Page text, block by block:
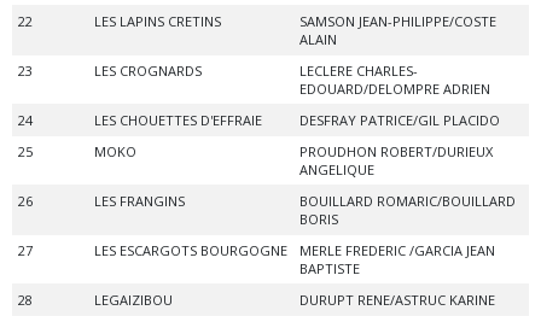
22
LES LAPINS CRETINS
SAMSON JEAN-PHILIPPE/COSTE
ALAIN
23
LES CROGNARDS
LECLERE CHARLES-
EDOUARD/DELOMPRE ADRIEN
24
LES CHOUETTES D'EFFRAIE
DESFRAY PATRICE/GIL PLACIDO
25
MOKO
PROUDHON ROBERT/DURIEUX
ANGELIQUE
26
LES FRANGINS
BOUILLARD ROMARIC/BOUILLARD
BORIS
27
LES ESCARGOTS BOURGOGNE
MERLE FREDERIC /GARCIA JEAN
BAPTISTE
28
LEGAIZIBOU
DURUPT RENE/ASTRUC KARINE